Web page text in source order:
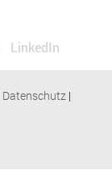
LinkedIn
Datenschutz |